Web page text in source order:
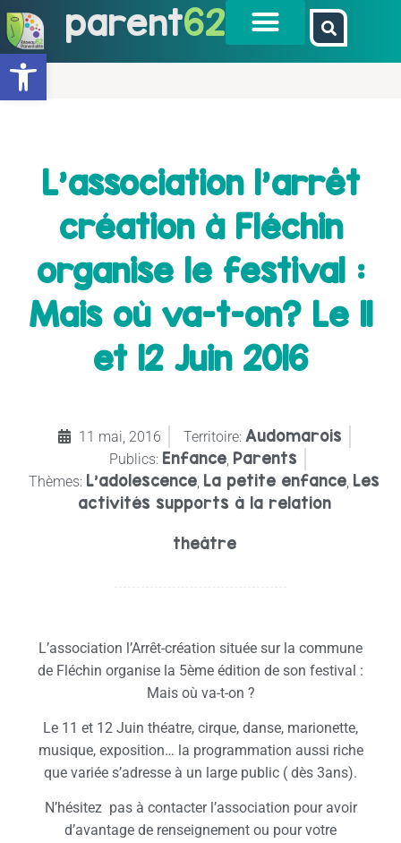
Ouvrir la barre d’outils
parent62
L’association l’arrêt
création à Fléchin
organise le festival :
Mais où va-t-on? Le 11
et 12 Juin 2016
11 mai, 2016 Territoire: Audomarois
Publics: Enfance Parents
Thèmes: L’adolescence La petite enfance Les
activités supports à la relation
theâtre
L’association l’Arrêt-création située sur la commune
de Fléchin organise la 5ème édition de son festival :
Mais où va-t-on ?
Le 11 et 12 Juin théatre, cirque, danse, marionette,
musique, exposition… la programmation aussi riche
que variée s’adresse à un large public ( dès 3ans).
N’hésitez pas à contacter l’association pour avoir
d’avantage de renseignement ou pour votre